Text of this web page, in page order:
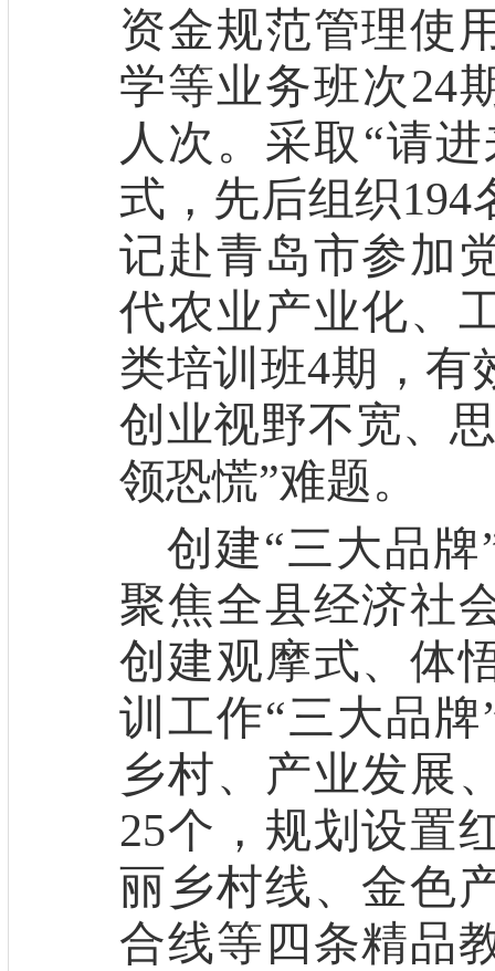
资金规范管理使
学等业务班次24
人次 。 采取 “请进
式， 先后组织194
记赴青岛市参加
代农业产业化、
类培训班4期 ，
创业视野不宽、
领恐慌”难题。
创建“三大品
聚焦全县经济社
创建观摩式、体
训工作“三大品牌
乡村、产业发展
25个，规划设置
丽乡村线、金色
合线等四条精品